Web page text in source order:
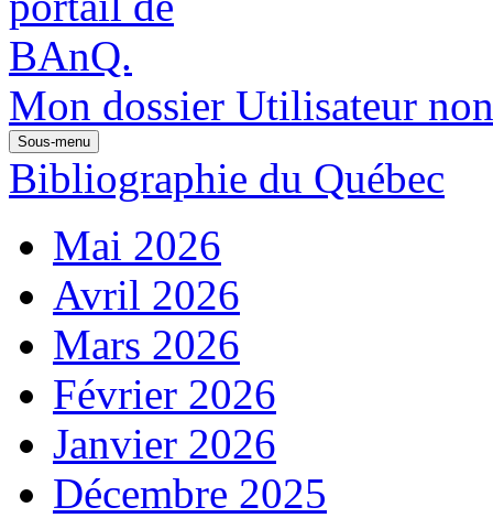
Mon dossier Utilisateur
Sous-menu
Bibliographie du Québec
Mai 2026
Avril 2026
Mars 2026
Février 2026
Janvier 2026
Décembre 2025